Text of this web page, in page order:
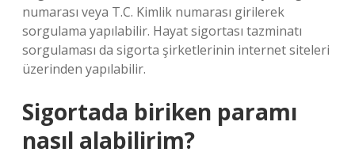
numarası veya T.C. Kimlik numarası girilerek
sorgulama yapılabilir. Hayat sigortası tazminatı
sorgulaması da sigorta şirketlerinin internet siteleri
üzerinden yapılabilir.
Sigortada biriken paramı
nasıl alabilirim?